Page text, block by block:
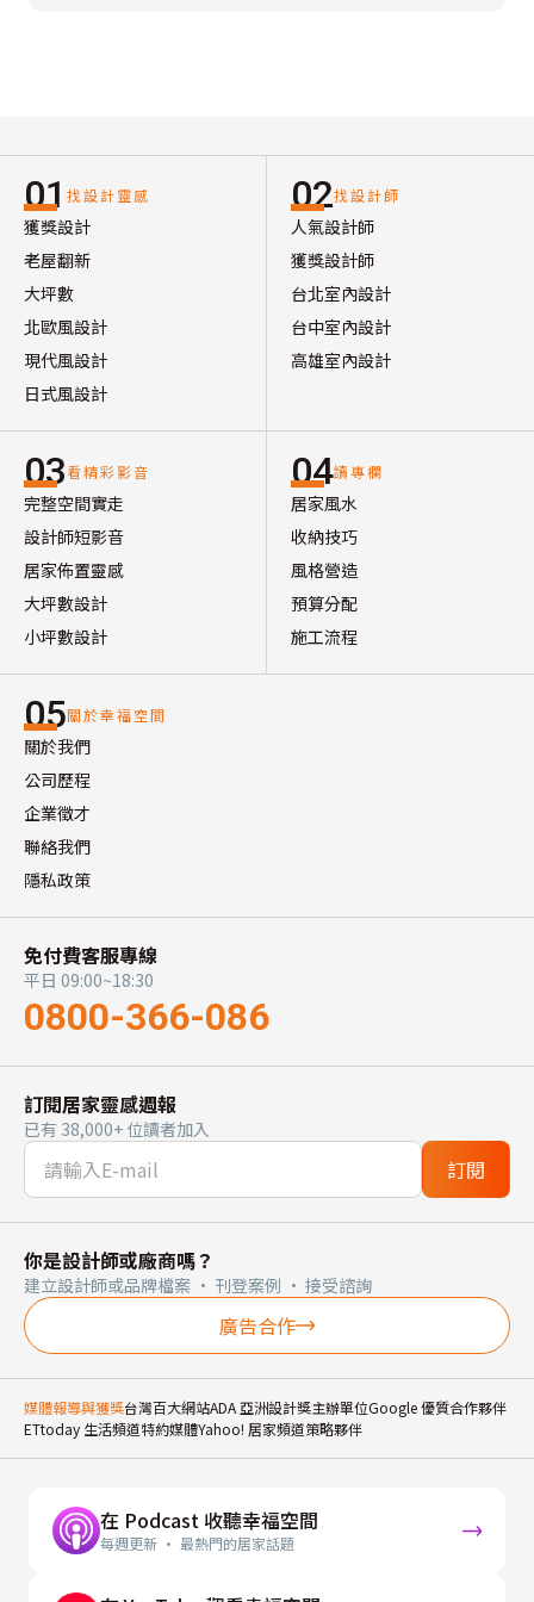
01 找設計靈感
獲獎設計
老屋翻新
大坪數
北歐風設計
現代風設計
日式風設計
02找設計師
人氣設計師
獲獎設計師
台北室內設計
台中室內設計
高雄室內設計
03看精彩影音
完整空間實走
設計師短影音
居家佈置靈感
大坪數設計
小坪數設計
04讀專欄
居家風水
收納技巧
風格營造
預算分配
施工流程
05關於幸福空間
關於我們
公司歷程
企業徵才
聯絡我們
隱私政策
免付費客服專線
平日 09:00~18:30
0800-366-086
訂閱居家靈感週報
已有 38,000+ 位讀者加入
訂閱
你是設計師或廠商嗎？
建立設計師或品牌檔案 · 刊登案例 · 接受諮詢
廣告合作
媒體報導與獲獎台灣百大網站ADA 亞洲設計獎主辦單位Google 優質合作夥伴
ETtoday 生活頻道特約媒體Yahoo! 居家頻道策略夥伴
在 Podcast 收聽幸福空間
每週更新 · 最熱門的居家話題